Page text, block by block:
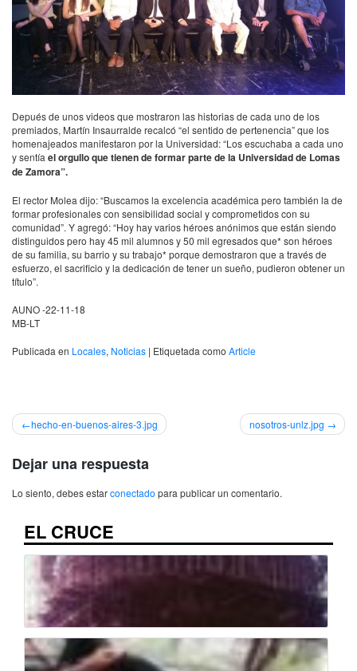
Depués de unos videos que mostraron las historias de cada uno de los
premiados, Martín Insaurralde recalcó “el sentido de pertenencia” que los
homenajeados manifestaron por la Universidad: “Los escuchaba a cada uno
y sentía el orgullo que tienen de formar parte de la Universidad de Lomas
de Zamora”.
El rector Molea dijo: “Buscamos la excelencia académica pero también la de
formar profesionales con sensibilidad social y comprometidos con su
comunidad”. Y agregó: “Hoy hay varios héroes anónimos que están siendo
distinguidos pero hay 45 mil alumnos y 50 mil egresados que* son héroes
de su familia, su barrio y su trabajo* porque demostraron que a través de
esfuerzo, el sacrificio y la dedicación de tener un sueño, pudieron obtener un
título”.
AUNO-22-11-18
MB-LT
Publicada en Locales, Noticias | Etiquetada como Article
Navegación
entradas
hecho-en-buenos-aires-3.jpg nosotros-unlz.jpg
Dejar una respuesta
Lo siento, debes estarconectado para publicar un comentario.
EL CRUCE